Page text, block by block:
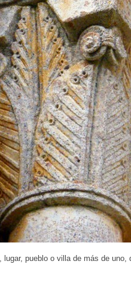
pueblo o villa de más de